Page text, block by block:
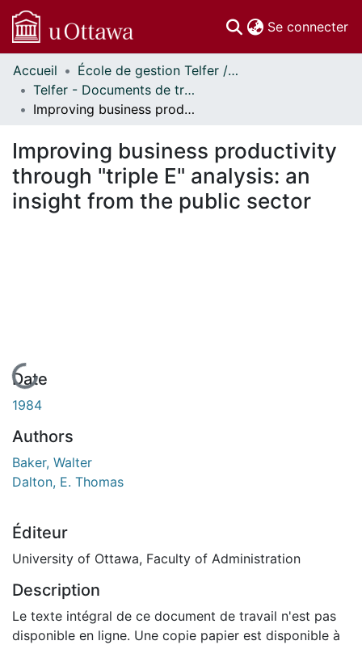
Se connecter
Communautés
et collections
Parcourir
À propos
Accueil
École de gestion Telfer // Telfer School of Management
Telfer - Documents de travail // Telfer - Working Papers
Improving business productivity through "triple E" analysis: an insight from the public sector
Improving business productivity
through "triple E" analysis: an
insight from the public sector
En cours de chargement...
Date
1984
Authors
Baker, Walter
Dalton, E. Thomas
Éditeur
University of Ottawa, Faculty of Administration
Description
Le texte intégral de ce document de travail n'est pas
disponible en ligne. Une copie papier est disponible à